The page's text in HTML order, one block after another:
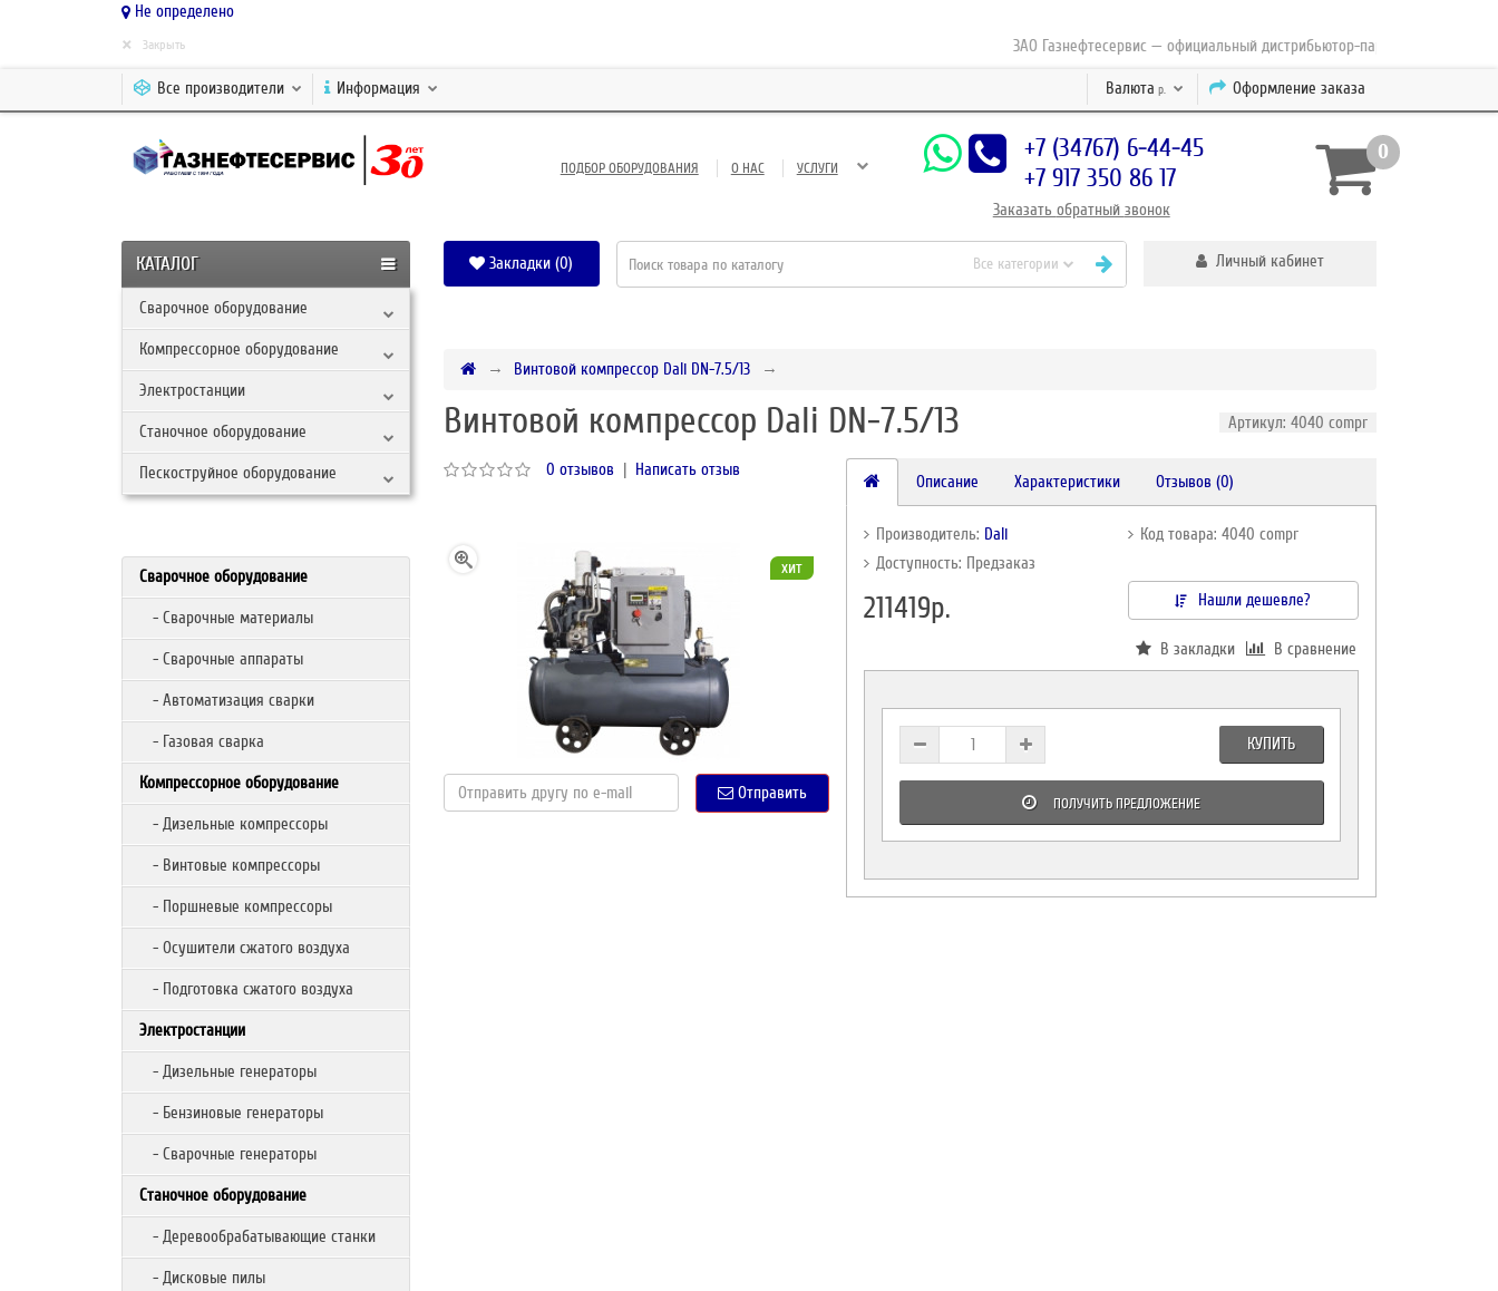
Не определено
ЗАО Газнефтесервис — официальный дистрибьютор-партнер концерна ESAB с
× Закрыть
Оформление заказа
Валюта р.
Все производители Информация
ПОДБОР ОБОРУДОВАНИЯ О НАС УСЛУГИ
+7 (34767) 6-44-45
+7 917 350 86 17
Заказать обратный звонок
0
КАТАЛОГ
Сварочное оборудование
Компрессорное оборудование
Электростанции
Станочное оборудование
Пескоструйное оборудование
Закладки (0) Все категории Личный кабинет
Сварочное оборудование
- Сварочные материалы
- Сварочные аппараты
- Автоматизация сварки
- Газовая сварка
Компрессорное оборудование
- Дизельные компрессоры
- Винтовые компрессоры
- Поршневые компрессоры
- Осушители сжатого воздуха
- Подготовка сжатого воздуха
Электростанции
- Дизельные генераторы
- Бензиновые генераторы
- Сварочные генераторы
Станочное оборудование
- Деревообрабатывающие станки
- Дисковые пилы
Винтовой компрессор Dali DN-7.5/13
Винтовой компрессор Dali DN-7.5/13 Артикул: 4040 compr
0 отзывов | Написать отзыв
хит
Отправить
Описание Характеристики Отзывов (0)
Производитель: Dali
Код товара: 4040 compr
Доступность: Предзаказ
211419р. Нашли дешевле?
В закладки В сравнение
КУПИТЬ
ПОЛУЧИТЬ ПРЕДЛОЖЕНИЕ